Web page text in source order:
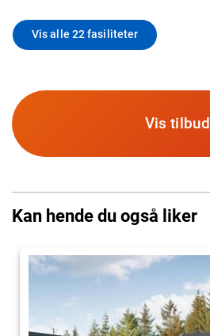
Vis alle 22 fasiliteter
Vis tilbud
Kan hende du også liker